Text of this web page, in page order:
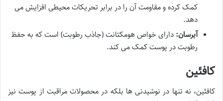
کمک کرده و مقاومت آن را در برابر تحریکات محیطی افزایش می
دهد.
آبرسان: دارای خواص هومکتانت (جاذب رطوبت) است که به حفظ
رطوبت در پوست کمک می کند.
کافئین
کافئین، نه تنها در نوشیدنی ها بلکه در محصولات مراقبت از پوست نیز